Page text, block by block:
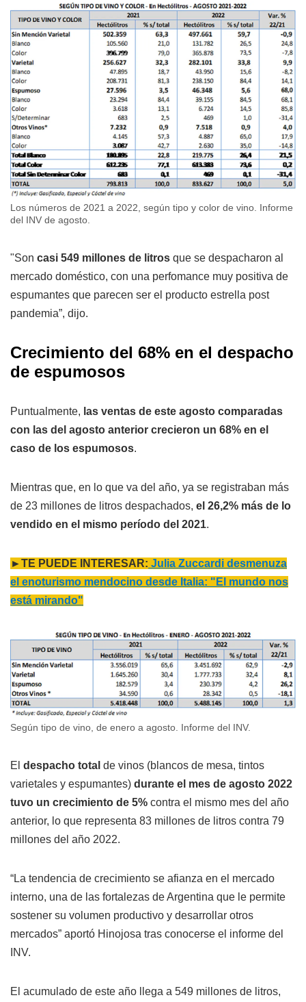
Los números de 2021 a 2022, según tipo y color de vino. Informe
del INV de agosto.
"Son casi 549 millones de litros que se despacharon al
mercado doméstico, con una perfomance muy positiva de
espumantes que parecen ser el producto estrella post
pandemia”, dijo.
Crecimiento del 68% en el despacho
de espumosos
Puntualmente, las ventas de este agosto comparadas
con las del agosto anterior crecieron un 68% en el
caso de los espumosos.
Mientras que, en lo que va del año, ya se registraban más
de 23 millones de litros despachados, el 26,2% más de lo
vendido en el mismo período del 2021.
►TE PUEDE INTERESAR: Julia Zuccardi desmenuza
el enoturismo mendocino desde Italia: "El mundo nos
está mirando"
Según tipo de vino, de enero a agosto. Informe del INV.
El despacho total de vinos (blancos de mesa, tintos
varietales y espumantes) durante el mes de agosto 2022
tuvo un crecimiento de 5% contra el mismo mes del año
anterior, lo que representa 83 millones de litros contra 79
millones del año 2022.
“La tendencia de crecimiento se afianza en el mercado
interno, una de las fortalezas de Argentina que le permite
sostener su volumen productivo y desarrollar otros
mercados” aportó Hinojosa tras conocerse el informe del
INV.
El acumulado de este año llega a 549 millones de litros,